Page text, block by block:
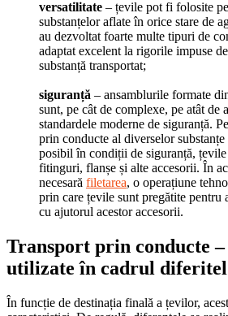
versatilitate – țevile pot fi folosite
substanțelor aflate în orice stare de
au dezvoltat foarte multe tipuri de
adaptat excelent la rigorile impuse
substanță transportat;
siguranță – ansamblurile formate
sunt, pe cât de complexe, pe atât de
standardele moderne de siguranță.
prin conducte al diverselor
posibil în condiții de siguranță,
fitinguri, flanșe și alte accesorii. În
necesară filetarea, o operațiune
prin care țevile sunt pregătite pentru
cu ajutorul acestor accesorii.
Transport prin conducte
utilizate în cadrul
În funcție de destinația finală a țevilor,